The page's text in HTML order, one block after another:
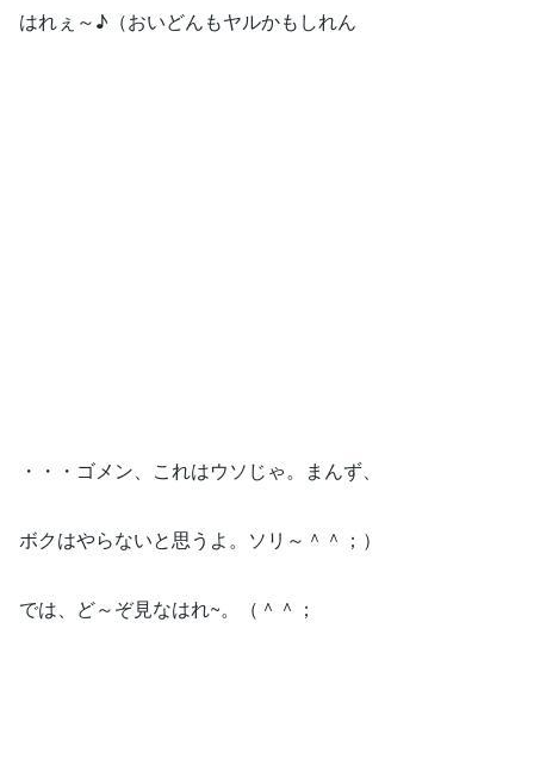
はれぇ～♪（おいどんもヤルかもしれん
・・・ゴメン、これはウソじゃ。まんず、
ボクはやらないと思うよ。ソリ～＾＾；）
では、ど～ぞ見なはれ~。（＾＾；